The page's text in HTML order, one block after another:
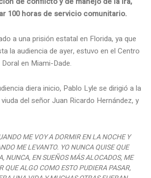
100 horas de servicio comunitario.
a una prisión estatal en Florida, ya que
la audiencia de ayer, estuvo en el Centro
en Miami-Dade.
diera inicio, Pablo Lyle se dirigió a la
del señor Juan Ricardo Hernández, y
ME VOY A DORMIR EN LA NOCHE Y
ME LEVANTO. YO NUNCA QUISE QUE
NUNCA, EN SUEÑOS MÁS ALOCADOS, ME
QUE ALGO COMO ESTO PUDIERA PASAR,